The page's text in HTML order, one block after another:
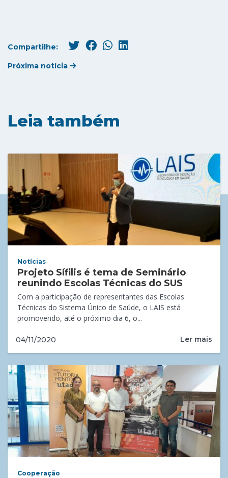
Compartilhe:
Próxima notícia
Leia também
Notícias
Projeto Sífilis é tema de Seminário
reunindo Escolas Técnicas do SUS
Com a participação de representantes das Escolas
Técnicas do Sistema Único de Saúde, o LAIS está
promovendo, até o próximo dia 6, o...
04/11/2020 Ler mais
Cooperação